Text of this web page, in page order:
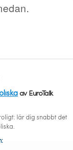
av EuroTalk
lär dig snabbt det